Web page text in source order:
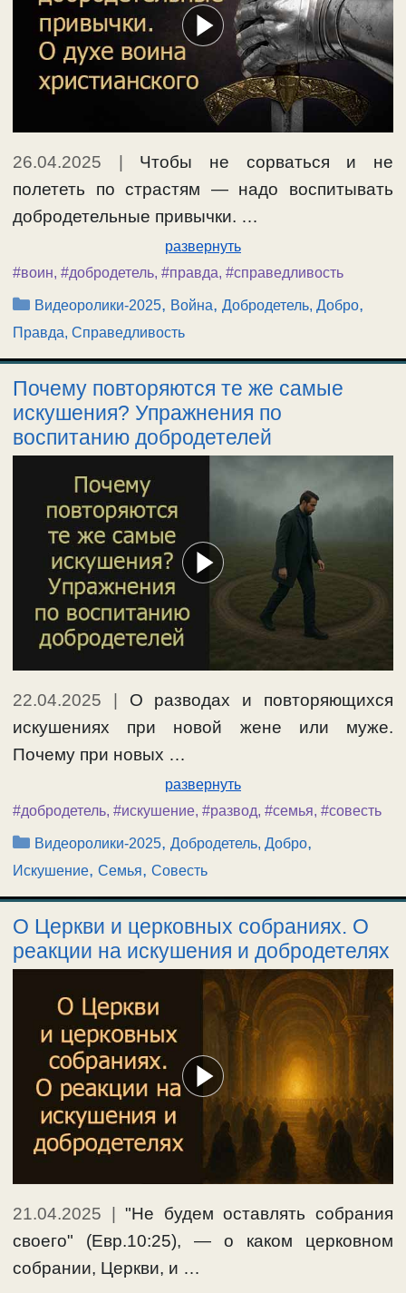
26.04.2025
Чтобы не сорваться и не
полететь по страстям — надо воспитывать
добродетельные привычки. …
развернуть
#воин, #добродетель, #правда, #справедливость
Рубрики
Видеоролики-2025, Война,Добродетель, Добро,
Правда, Справедливость
Почему повторяются те же самые
искушения? Упражнения по
воспитанию добродетелей
22.04.2025
О разводах и повторяющихся
искушениях при новой жене или муже.
Почему при новых …
развернуть
#добродетель, #искушение, #развод, #семья, #совесть
Рубрики
Видеоролики-2025,Добродетель, Добро,
Искушение, Семья, Совесть
О Церкви и церковных собраниях. О
реакции на искушения и добродетелях
21.04.2025 |"Не будем оставлять собрания
своего" (Евр.10:25), — о каком церковном
собрании, Церкви, и …